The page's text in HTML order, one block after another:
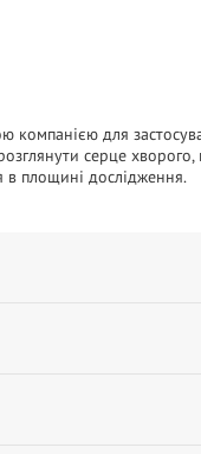
для
серце
в площині дослідження.